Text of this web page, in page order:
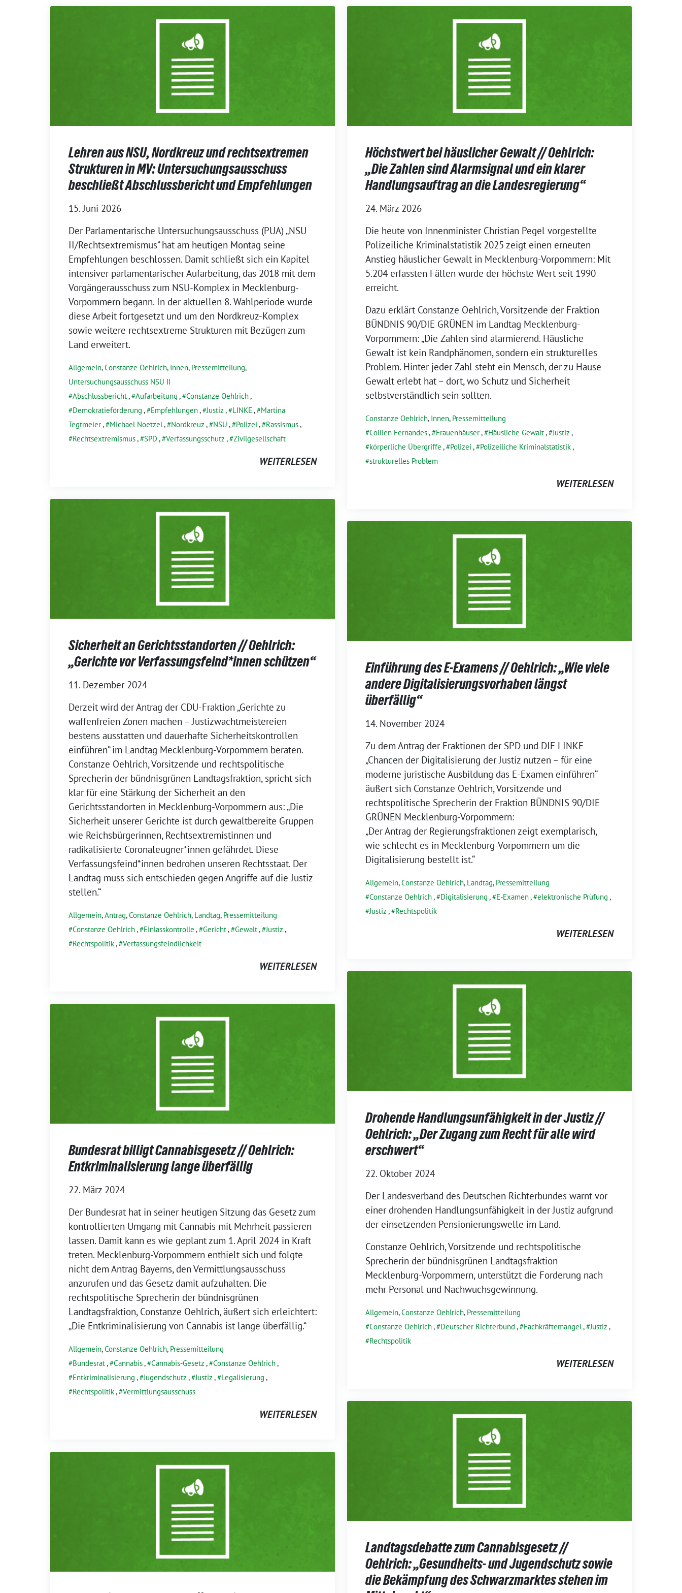
Lehren aus NSU, Nordkreuz und rechtsextremen
Strukturen in MV: Untersuchungsausschuss
beschließt Abschlussbericht und Empfehlungen
15. Juni 2026
Der Parlamentarische Untersuchungsausschuss (PUA) „NSU
II/Rechtsextremismus“ hat am heutigen Montag seine
Empfehlungen beschlossen. Damit schließt sich ein Kapitel
intensiver parlamentarischer Aufarbeitung, das 2018 mit dem
Vorgängerausschuss zum NSU-Komplex in Mecklenburg-
Vorpommern begann. In der aktuellen 8. Wahlperiode wurde
diese Arbeit fortgesetzt und um den Nordkreuz-Komplex
sowie weitere rechtsextreme Strukturen mit Bezügen zum
Land erweitert.
Allgemein,Constanze Oehlrich, Innen, Pressemitteilung,
Untersuchungsausschuss NSU II
Abschlussbericht, Aufarbeitung , Constanze Oehlrich,
Demokratieförderung , Empfehlungen, Justiz , LINKE ,
Martina
Tegtmeier, Michael Noetzel, Nordkreuz , NSU , Polizei , Rassismus,
Rechtsextremismus, SPD , Verfassungsschutz , Zivilgesellschaft
WEITERLESEN
Höchstwert bei häuslicher Gewalt // Oehlrich:
„Die Zahlen sind Alarmsignal und ein klarer
Handlungsauftrag an die Landesregierung“
24. März 2026
Die heute von Innenminister Christian Pegel vorgestellte
Polizeiliche Kriminalstatistik 2025 zeigt einen erneuten
Anstieg häuslicher Gewalt in Mecklenburg-Vorpommern: Mit
5.204 erfassten Fällen wurde der höchste Wert seit 1990
erreicht.
Dazu erklärt Constanze Oehlrich, Vorsitzende der Fraktion
BÜNDNIS 90/DIE GRÜNEN im Landtag Mecklenburg-
Vorpommern: „Die Zahlen sind alarmierend. Häusliche
Gewalt ist kein Randphänomen, sondern ein strukturelles
Problem. Hinter jeder Zahl steht ein Mensch, der zu Hause
Gewalt erlebt hat – dort, wo Schutz und Sicherheit
selbstverständlich sein sollten.
Constanze Oehlrich, Innen, Pressemitteilung
Collien Fernandes, Frauenhäuser, Häusliche Gewalt, Justiz ,
körperliche Übergriffe , Polizei , Polizeiliche Kriminalstatistik,
strukturelles Problem
WEITERLESEN
Sicherheit an Gerichtsstandorten // Oehlrich:
„Gerichte vor Verfassungsfeind*innen schützen“
11. Dezember 2024
Derzeit wird der Antrag der CDU-Fraktion „Gerichte zu
waffenfreien Zonen machen – Justizwachtmeistereien
bestens ausstatten und dauerhafte Sicherheitskontrollen
einführen“ im Landtag Mecklenburg-Vorpommern beraten.
Constanze Oehlrich, Vorsitzende und rechtspolitische
Sprecherin der bündnisgrünen Landtagsfraktion, spricht sich
klar für eine Stärkung der Sicherheit an den
Gerichtsstandorten in Mecklenburg-Vorpommern aus: „Die
Sicherheit unserer Gerichte ist durch gewaltbereite Gruppen
wie Reichsbürgerinnen, Rechtsextremistinnen und
radikalisierte Coronaleugner*innen gefährdet. Diese
Verfassungsfeind*innen bedrohen unseren Rechtsstaat. Der
Landtag muss sich entschieden gegen Angriffe auf die Justiz
stellen.“
Allgemein,Antrag,Constanze Oehlrich, Landtag, Pressemitteilung
Constanze Oehlrich, Einlasskontrolle , Gericht, Gewalt, Justiz ,
Rechtspolitik, Verfassungsfeindlichkeit
WEITERLESEN
Einführung des E-Examens // Oehlrich: „Wie viele
andere Digitalisierungsvorhaben längst
überfällig“
14. November 2024
Zu dem Antrag der Fraktionen der SPD und DIE LINKE
„Chancen der Digitalisierung der Justiz nutzen – für eine
moderne juristische Ausbildung das E-Examen einführen“
äußert sich Constanze Oehlrich, Vorsitzende und
rechtspolitische Sprecherin der Fraktion BÜNDNIS 90/DIE
GRÜNEN Mecklenburg-Vorpommern:
„Der Antrag der Regierungsfraktionen zeigt exemplarisch,
wie schlecht es in Mecklenburg-Vorpommern um die
Digitalisierung bestellt ist.“
Allgemein,Constanze Oehlrich, Landtag, Pressemitteilung
Constanze Oehlrich, Digitalisierung , E-Examen, elektronische Prüfung ,
Justiz , Rechtspolitik
WEITERLESEN
Drohende Handlungsunfähigkeit in der Justiz //
Oehlrich: „Der Zugang zum Recht für alle wird
erschwert“
22. Oktober 2024
Der Landesverband des Deutschen Richterbundes warnt vor
einer drohenden Handlungsunfähigkeit in der Justiz aufgrund
der einsetzenden Pensionierungswelle im Land.
Constanze Oehlrich, Vorsitzende und rechtspolitische
Sprecherin der bündnisgrünen Landtagsfraktion
Mecklenburg-Vorpommern, unterstützt die Forderung nach
mehr Personal und Nachwuchsgewinnung.
Allgemein,Constanze Oehlrich, Pressemitteilung
Constanze Oehlrich, Deutscher Richterbund , Fachkräftemangel , Justiz ,
Rechtspolitik
WEITERLESEN
Bundesrat billigt Cannabisgesetz // Oehlrich:
Entkriminalisierung lange überfällig
22. März 2024
Der Bundesrat hat in seiner heutigen Sitzung das Gesetz zum
kontrollierten Umgang mit Cannabis mit Mehrheit passieren
lassen. Damit kann es wie geplant zum 1. April 2024 in Kraft
treten. Mecklenburg-Vorpommern enthielt sich und folgte
nicht dem Antrag Bayerns, den Vermittlungsausschuss
anzurufen und das Gesetz damit aufzuhalten. Die
rechtspolitische Sprecherin der bündnisgrünen
Landtagsfraktion, Constanze Oehlrich, äußert sich erleichtert:
„Die Entkriminalisierung von Cannabis ist lange überfällig.“
Allgemein,Constanze Oehlrich, Pressemitteilung
Bundesrat, Cannabis, Cannabis-Gesetz , Constanze Oehlrich,
Entkriminalisierung , Jugendschutz , Justiz , Legalisierung ,
Rechtspolitik, Vermittlungsausschuss
WEITERLESEN
Landtagsdebatte zum Cannabisgesetz //
Oehlrich: „Gesundheits- und Jugendschutz sowie
die Bekämpfung des Schwarzmarktes stehen im